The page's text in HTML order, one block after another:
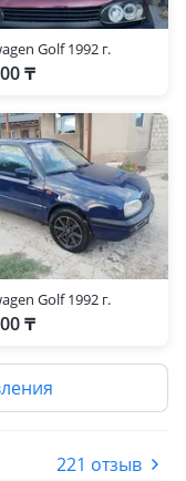
Golf 1992 г.
₸
Golf 1992 г.
₸
221 отзыв